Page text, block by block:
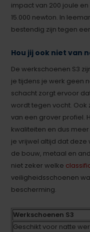
impact van 200 joule
15.000 newton. In
bestendig zijn tegen
Hou jij ook niet van
De werkschoenen S3
je tijdens je werk geen
schacht zorgt ervoor
wordt tegen vocht. Ook
van een grover profiel.
kwaliteiten en dus
je vrijwel altijd dat
de bouw, metaal en
niet zeker welke
veiligheidsschoenen
bescherming.
Werkschoenen S3
Geschikt voor natte